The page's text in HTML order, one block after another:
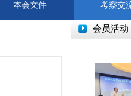
本会文件 考察交
会员活动